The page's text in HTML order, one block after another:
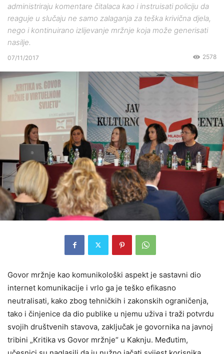
administriraju komentare čitalaca kao i instruisati policiju da
reaguje u slučaju ne samo zalaganja za teška krivična djela,
nego i kontinuirano izlijevanje mržnje koja može generisati
nasilje.
07/11/2017 2578
Govor mržnje kao komunikološki aspekt je sastavni dio
internet komunikacije i vrlo ga je teško efikasno
neutralisati, kako zbog tehničkih i zakonskih ograničenja,
tako i činjenice da dio publike u njemu uživa i traži potvrdu
svojih društvenih stavova, zaključak je govornika na javnoj
tribini „Kritika vs Govor mržnje“ u Kaknju. Međutim,